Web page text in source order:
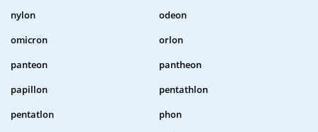
nylon
odeon
omicron
orlon
panteon
pantheon
papillon
pentathlon
pentatlon
phon